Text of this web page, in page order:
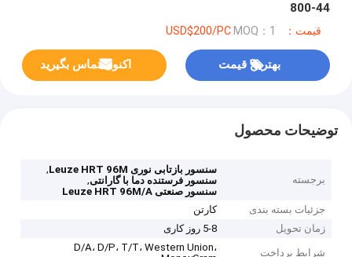
800-44
قیمت：USD$200/PC MOQ：1
بهترین قیمت اکنون تماس بگیرید
توضیحات محصول
برجسته
سنسور بازتابی نوری Leuze HRT 96M
,
سنسور فرستنده دما با گارانتی,
سنسور صنعتی Leuze HRT 96M/A
جزئیات بسته بندی
کارتن
زمان تحویل
5-8 روز کاری
شرایط پرداخت
D/A، D/P، T/T، Western Union،